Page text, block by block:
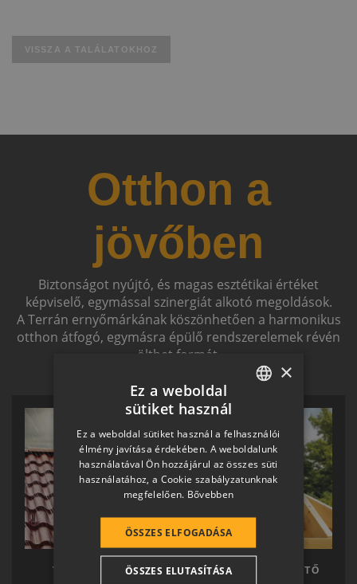
VISSZA A TALÁLATOKHOZ
Otthon a
jövőben
Biztonságot nyújtó, és magas esztétikai értéket
képviselő, egymással szinergiát alkotó megoldások.
A Terrán ernyőmárkának köszönhetően a harmonikus
otthon átfogó, egymásra épülő rendszerelemek révén
ölthet formát.
TERRÁN TETŐ TERRÁN KÉSZTETŐ
HUNGARIAN
SLOVAK
GERMAN
ROMANIAN
CROATIAN
SR
×
Ez a weboldal
sütiket használ
Ez a weboldal sütiket használ a felhasználói
élmény javítása érdekében. A weboldalunk
használatával Ön hozzájárul az összes süti
használatához, a Cookie szabályzatunknak
megfelelően. Bővebben
ÖSSZES ELFOGADÁSA
ÖSSZES ELUTASÍTÁSA